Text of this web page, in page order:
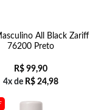
All Black Zariff
76200 Preto
R$99,90
4x de R$24,98